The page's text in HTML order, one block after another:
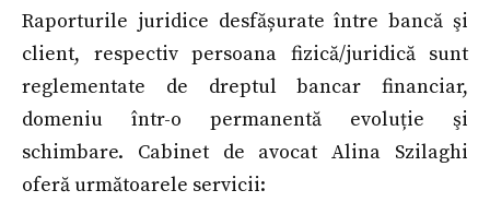
Raporturile juridice desfășurate între bancă şi
client, respectiv persoana fizică/juridică sunt
reglementate de dreptul bancar financiar,
domeniu într-o permanentă evoluție şi
schimbare. Cabinet de avocat Alina Szilaghi
oferă următoarele servicii: